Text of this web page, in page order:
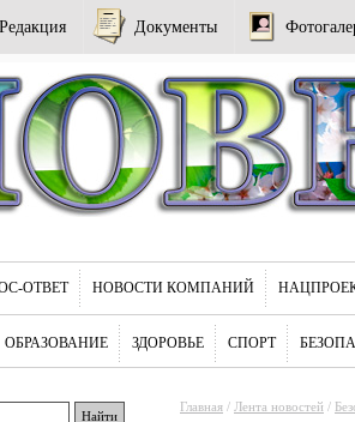
Редакция Документы
ОТВЕТ НОВОСТИ КОМПАНИЙ
ОБРАЗОВАНИЕ ЗДОРОВЬЕ СПОРТ
Главная / Лента новостей /